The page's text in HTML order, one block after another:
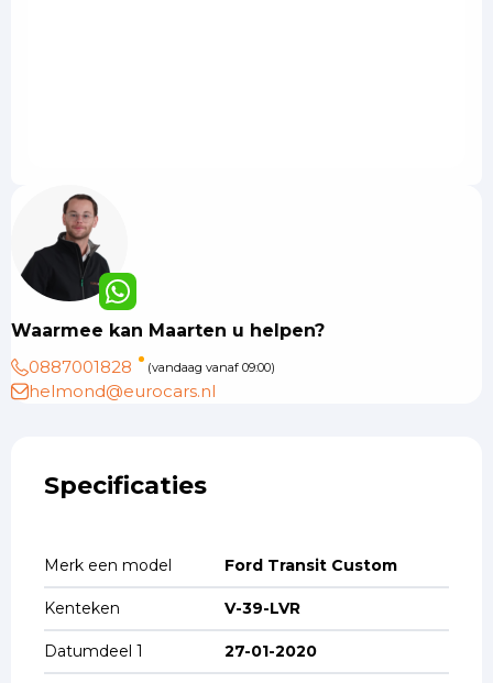
Waarmee kan Maarten u helpen?
0887001828
(vandaag vanaf 09:00)
helmond@eurocars.nl
Specificaties
Merk een model Ford Transit Custom
Kenteken V-39-LVR
Datumdeel 1 27-01-2020